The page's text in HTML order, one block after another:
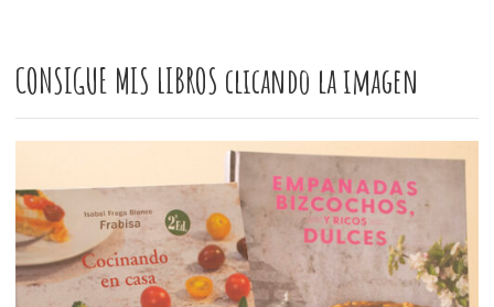
CONSIGUE MIS LIBROS clicando la imagen